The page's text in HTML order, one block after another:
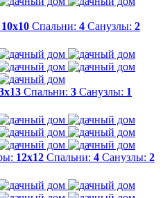
10х10 Спальни: 4 Санузлы: 2
Спальни: 3 Санузлы: 1
12х12 Спальни: 4 Санузлы: 2